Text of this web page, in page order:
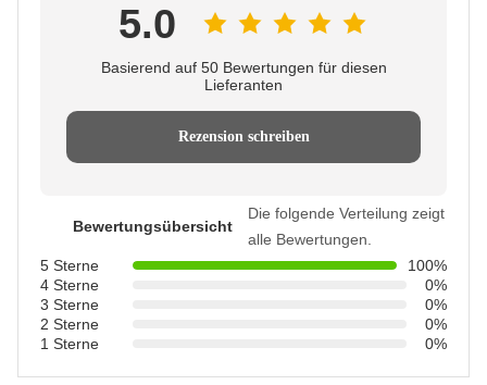
5.0
Basierend auf 50 Bewertungen für diesen
Lieferanten
Rezension schreiben
Bewertungsübersicht
Die folgende Verteilung zeigt
alle Bewertungen.
5 Sterne
100%
4 Sterne
0%
3 Sterne
0%
2 Sterne
0%
1 Sterne
0%